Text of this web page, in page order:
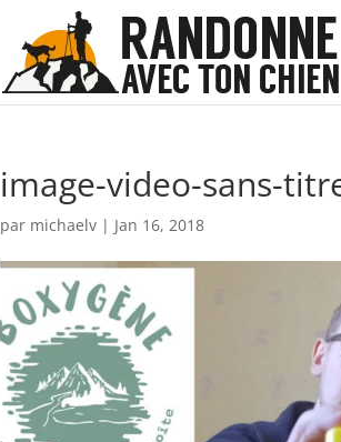
image-video-sans-
par michaelv | Jan 16, 2018